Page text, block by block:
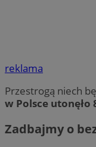
reklama
Przestrogą niech
w Polsce utonęło
Zadbajmy o